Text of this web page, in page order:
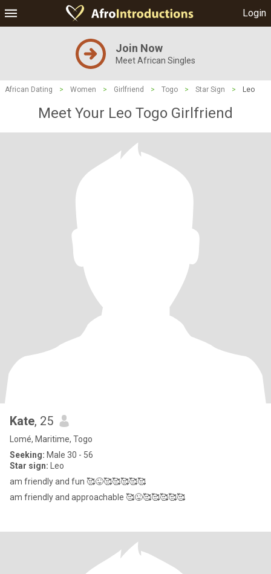
Login
Join Now
Meet African Singles
African Dating > Women > Girlfriend > Togo > Star Sign > Leo
Meet Your Leo Togo Girlfriend
Kate, 25
Lomé, Maritime, Togo
Seeking: Male 30 - 56
Star sign: Leo
am friendly and fun 🥰😜🥰🥰🥰🥰🥰
am friendly and approachable 🥰😜🥰🥰🥰🥰🥰